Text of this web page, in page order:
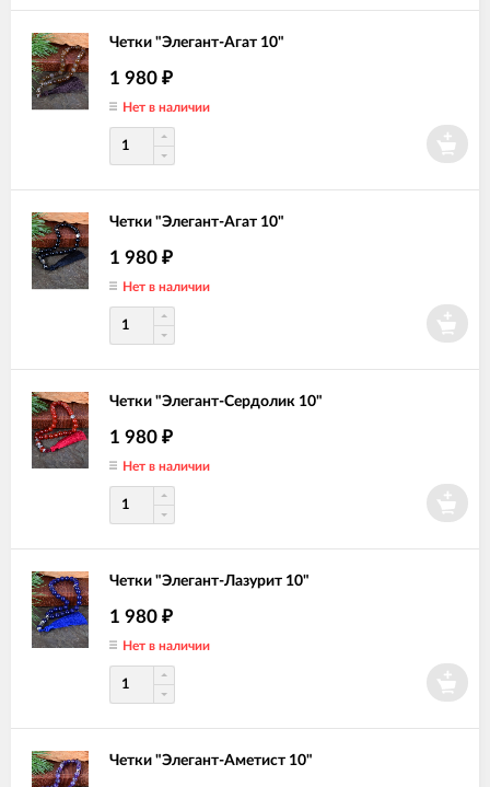
Четки "Элегант-Агат 10"
1 980 ₽
Нет в наличии
Четки "Элегант-Агат 10"
1 980 ₽
Нет в наличии
Четки "Элегант-Сердолик 10"
1 980 ₽
Нет в наличии
Четки "Элегант-Лазурит 10"
1 980 ₽
Нет в наличии
Четки "Элегант-Аметист 10"